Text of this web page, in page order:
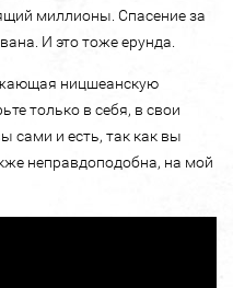
миллионы. Спасение за
И это тоже ерунда.
ницшеанскую
только в себя, в свои
сами и есть, так как вы
неправдоподобна, на мой